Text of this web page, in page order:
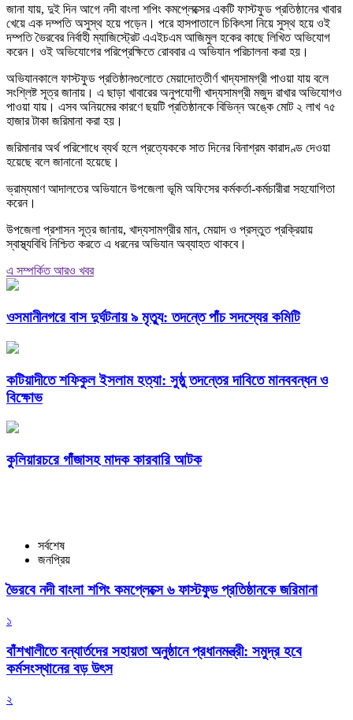
জানা যায়, দুই দিন আগে নদী বাংলা শপিং কমপ্লেক্সের একটি ফাস্টফুড প্রতিষ্ঠানের খাবার
খেয়ে এক দম্পতি অসুস্থ হয়ে পড়েন। পরে হাসপাতালে চিকিৎসা নিয়ে সুস্থ হয়ে ওই
দম্পতি ভৈরবের নির্বাহী ম্যাজিস্ট্রেট এএইচএম আজিমুল হকের কাছে লিখিত অভিযোগ
করেন। ওই অভিযোগের পরিপ্রেক্ষিতে রোববার এ অভিযান পরিচালনা করা হয়।
অভিযানকালে ফাস্টফুড প্রতিষ্ঠানগুলোতে মেয়াদোত্তীর্ণ খাদ্যসামগ্রী পাওয়া যায় বলে
সংশ্লিষ্ট সূত্র জানায়। এ ছাড়া খাবারের অনুপযোগী খাদ্যসামগ্রী মজুদ রাখার অভিযোগও
পাওয়া যায়। এসব অনিয়মের কারণে ছয়টি প্রতিষ্ঠানকে বিভিন্ন অঙ্কে মোট ২ লাখ ৭৫
হাজার টাকা জরিমানা করা হয়।
জরিমানার অর্থ পরিশোধে ব্যর্থ হলে প্রত্যেককে সাত দিনের বিনাশ্রম কারাদণ্ড দেওয়া
হয়েছে বলে জানানো হয়েছে।
ভ্রাম্যমাণ আদালতের অভিযানে উপজেলা ভূমি অফিসের কর্মকর্তা-কর্মচারীরা সহযোগিতা
করেন।
উপজেলা প্রশাসন সূত্র জানায়, খাদ্যসামগ্রীর মান, মেয়াদ ও প্রস্তুত প্রক্রিয়ায়
স্বাস্থ্যবিধি নিশ্চিত করতে এ ধরনের অভিযান অব্যাহত থাকবে।
এ সম্পর্কিত আরও খবর
ওসমানীনগরে বাস দুর্ঘটনায় ৯ মৃত্যু: তদন্তে পাঁচ সদস্যের কমিটি
কটিয়াদীতে শফিকুল ইসলাম হত্যা: সুষ্ঠু তদন্তের দাবিতে মানববন্ধন ও
বিক্ষোভ
কুলিয়ারচরে গাঁজাসহ মাদক কারবারি আটক
সর্বশেষ
জনপ্রিয়
ভৈরবে নদী বাংলা শপিং কমপ্লেক্সে ৬ ফাস্টফুড প্রতিষ্ঠানকে জরিমানা
১
বাঁশখালীতে বন্যার্তদের সহায়তা অনুষ্ঠানে প্রধানমন্ত্রী: সমুদ্র হবে
কর্মসংস্থানের বড় উৎস
২